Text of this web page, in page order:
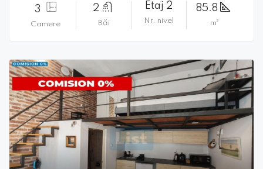
3
Camere
2
Băi
Etaj 2
Nr. nivel
85.8
m²